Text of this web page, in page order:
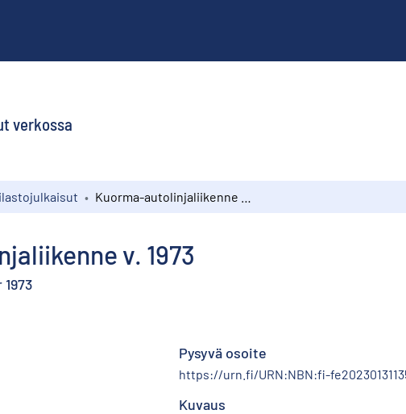
verkossa
v. 1973
Pysyvä osoite
https://urn.fi/URN:NBN:fi-
Kuvaus